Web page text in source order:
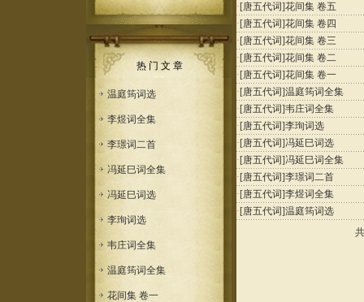
热 门 文 章
温庭筠词选
李煜词全集
李璟词二首
冯延巳词全集
冯延巳词选
李珣词选
韦庄词全集
温庭筠词全集
花间集 卷一
·[唐五代词]花间集 卷五
·[唐五代词]花间集 卷四
·[唐五代词]花间集 卷三
·[唐五代词]花间集 卷二
·[唐五代词]花间集 卷一
·[唐五代词]温庭筠词全集
·[唐五代词]韦庄词全集
·[唐五代词]李珣词选
·[唐五代词]冯延巳词选
·[唐五代词]冯延巳词全集
·[唐五代词]李璟词二首
·[唐五代词]李煜词全集
·[唐五代词]温庭筠词选